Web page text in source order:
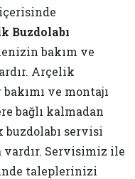
Buzdolabı
bakım ve
Arçelik
ve montajı
bağlı kalmadan
servisi
Servisimiz ile
taleplerinizi